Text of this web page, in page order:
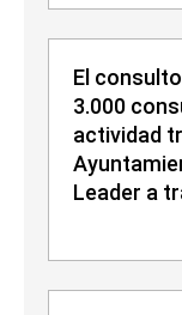
El
3.000
actividad
Leader a